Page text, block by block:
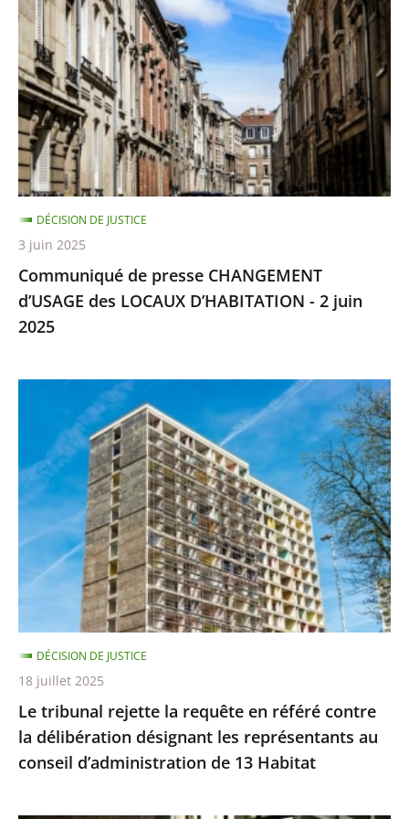
presse
CHANGEMENT
d’USAGE
des
LOCAUX
D’HABITATION
-
2
juin
2025
Communiqué de presse CHANGEMENT
d’USAGE des LOCAUX D’HABITATION - 2 juin
2025
DÉCISION DE JUSTICE
3 juin 2025
rejette
la
requête
référé
contre
la
délibération
désignant
les
au
conseil
d’administration
Le tribunal rejette la requête en référé contre
la délibération désignant les représentants au
conseil d’administration de 13 Habitat
DÉCISION DE JUSTICE
18 juillet 2025